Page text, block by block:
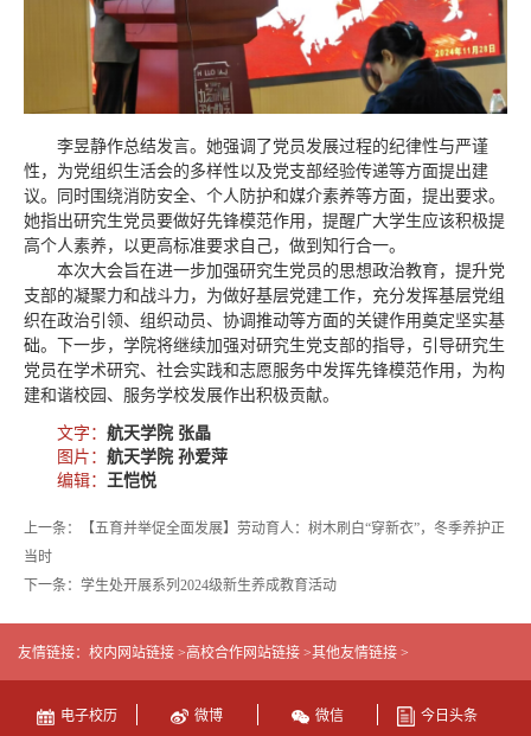
李昱静作总结发言。她强调了党员发展过程的纪律性与严谨
性，为党组织生活会的多样性以及党支部经验传递等方面提出建
议。同时围绕消防安全、个人防护和媒介素养等方面，提出要求。
她指出研究生党员要做好先锋模范作用，提醒广大学生应该积极提
高个人素养，以更高标准要求自己，做到知行合一。
本次大会旨在进一步加强研究生党员的思想政治教育，提升党
支部的凝聚力和战斗力，为做好基层党建工作，充分发挥基层党组
织在政治引领、组织动员、协调推动等方面的关键作用奠定坚实基
础。下一步，学院将继续加强对研究生党支部的指导，引导研究生
党员在学术研究、社会实践和志愿服务中发挥先锋模范作用，为构
建和谐校园、服务学校发展作出积极贡献。
文字： 航天学院 张晶
图片： 航天学院 孙爱萍
编辑： 王恺悦
上一条：【五育并举促全面发展】劳动育人：树木刷白“穿新衣”，冬季养护正
当时
下一条：学生处开展系列2024级新生养成教育活动
友情链接： 校内网站链接 >高校合作网站链接 >其他友情链接 >
电子校历 微博 微信 今日头条